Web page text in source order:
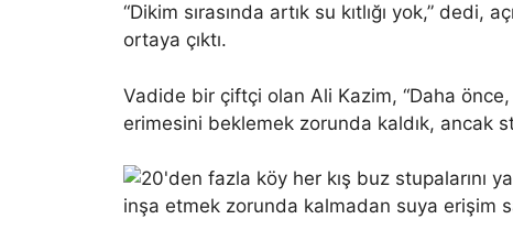
“Dikim sırasında artık su kıtlığı yok,” dedi,
ortaya çıktı.
Vadide bir çiftçi olan Ali Kazim, “Daha
erimesini beklemek zorunda kaldık, ancak